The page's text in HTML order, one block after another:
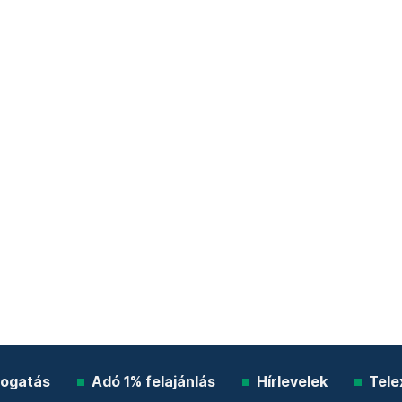
Adó 1% felajánlás Hírlevelek